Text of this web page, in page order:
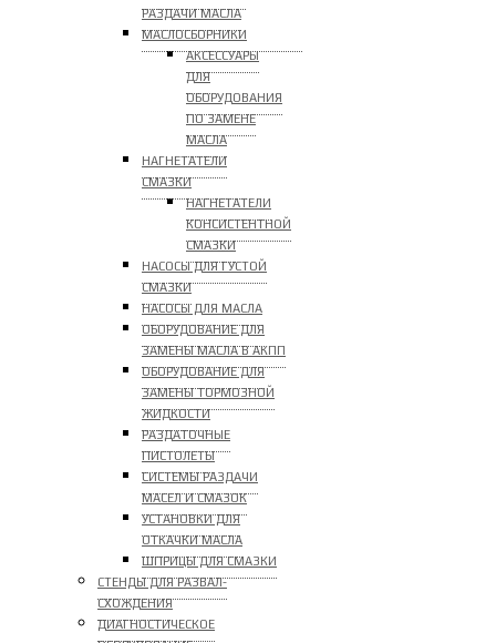
РАЗДАЧИ МАСЛА
МАСЛОСБОРНИКИ
АКСЕССУАРЫ
ДЛЯ
ОБОРУДОВАНИЯ
ПО ЗАМЕНЕ
МАСЛА
НАГНЕТАТЕЛИ
СМАЗКИ
НАГНЕТАТЕЛИ
КОНСИСТЕНТНОЙ
СМАЗКИ
НАСОСЫ ДЛЯ ГУСТОЙ
СМАЗКИ
НАСОСЫ ДЛЯ МАСЛА
ОБОРУДОВАНИЕ ДЛЯ
ЗАМЕНЫ МАСЛА В АКПП
ОБОРУДОВАНИЕ ДЛЯ
ЗАМЕНЫ ТОРМОЗНОЙ
ЖИДКОСТИ
РАЗДАТОЧНЫЕ
ПИСТОЛЕТЫ
СИСТЕМЫ РАЗДАЧИ
МАСЕЛ И СМАЗОК
УСТАНОВКИ ДЛЯ
ОТКАЧКИ МАСЛА
ШПРИЦЫ ДЛЯ СМАЗКИ
СТЕНДЫ ДЛЯ РАЗВАЛ-
СХОЖДЕНИЯ
ДИАГНОСТИЧЕСКОЕ